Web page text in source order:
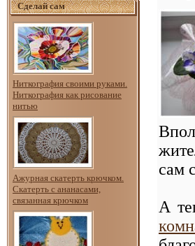
Сделай сам
Ниткография своими руками.
Ниткография как рисование
нитью
Ажурная скатерть крючком.
Скатерть с ананасами,
связанная крючком
сам
А